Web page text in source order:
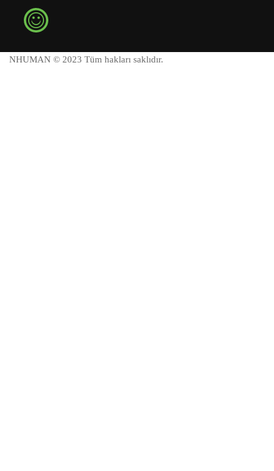
NHUMAN © 2023 Tüm hakları saklıdır.